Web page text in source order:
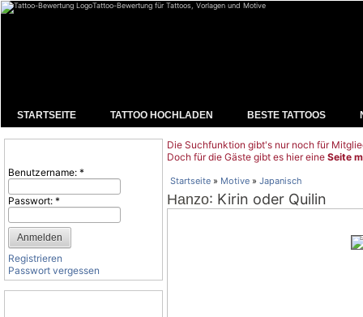
Tattoo-Bewertung für Tattoos, Vorlagen und Motive
STARTSEITE TATTOO HOCHLADEN BESTE TATTOOS
Benutzername: *
Passwort: *
Registrieren
Passwort vergessen
Die Suchfunktion gibt's nur noch für
Doch für die Gäste gibt es hier eine Seite
Startseite » Motive » Japanisch
Hanzo: Kirin oder Quilin